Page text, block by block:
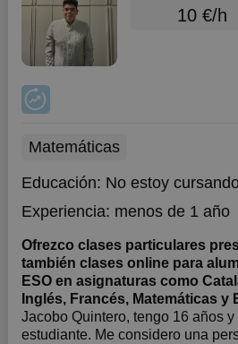
10 €/h
Matemáticas
Educación: No estoy
Experiencia: menos de 1 año
Ofrezco clases particulares
también clases online para
ESO en asignaturas como
Inglés, Francés, Matemáticas y
Jacobo Quintero, tengo 16 años
estudiante. Me considero una